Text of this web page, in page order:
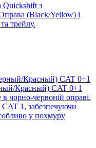
Quickshift з
(Black/Yellow) і
трейлу.
Красный) CAT 0+1
чорно-червоній оправі.
CAT 1, забезпечуючи
у похмуру